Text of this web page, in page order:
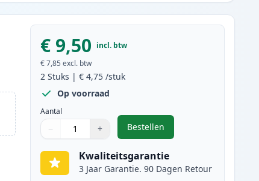
€ 9,50 incl. btw
€ 7,85 excl. btw
2 Stuks |€ 4,75 /stuk
Op voorraad
Aantal
Aantal
Gebruik de knoppen om aan te passen
− +
Aantal 1
Bestellen
,2 stuks Canon CLI-526C
Kwaliteitsgarantie
3 Jaar Garantie. 90 Dagen Retour